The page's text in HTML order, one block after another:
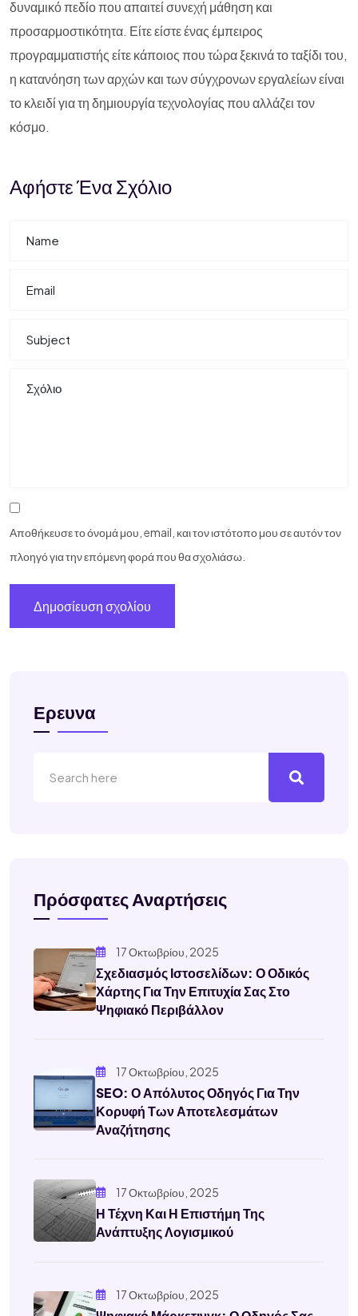
δυναμικό πεδίο που απαιτεί συνεχή μάθηση και
προσαρμοστικότητα. Είτε είστε ένας έμπειρος
προγραμματιστής είτε κάποιος που τώρα ξεκινά το ταξίδι του,
η κατανόηση των αρχών και των σύγχρονων εργαλείων είναι
το κλειδί για τη δημιουργία τεχνολογίας που αλλάζει τον
κόσμο.
Αφήστε Ένα Σχόλιο
Αποθήκευσε το όνομά μου, email, και τον ιστότοπο μου σε αυτόν τον
πλοηγό για την επόμενη φορά που θα σχολιάσω.
Ερευνα
Πρόσφατες Αναρτήσεις
17 Οκτωβρίου, 2025
Σχεδιασμός Ιστοσελίδων: Ο Οδικός
Χάρτης Για Την Επιτυχία Σας Στο
Ψηφιακό Περιβάλλον
17 Οκτωβρίου, 2025
SEO: Ο Απόλυτος Οδηγός Για Την
Κορυφή Των Αποτελεσμάτων
Αναζήτησης
17 Οκτωβρίου, 2025
Η Τέχνη Και Η Επιστήμη Της
Ανάπτυξης Λογισμικού
17 Οκτωβρίου, 2025